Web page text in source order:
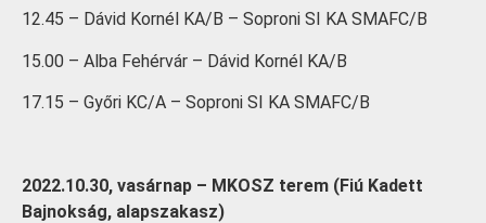
12.45 – Dávid Kornél KA/B – Soproni SI KA SMAFC/B
15.00 – Alba Fehérvár – Dávid Kornél KA/B
17.15 – Győri KC/A – Soproni SI KA SMAFC/B
2022.10.30, vasárnap – MKOSZ terem (Fiú Kadett
Bajnokság, alapszakasz)